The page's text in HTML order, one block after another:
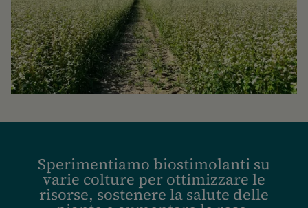
Sperimentiamo biostimolanti su
varie colture per ottimizzare le
risorse, sostenere la salute delle